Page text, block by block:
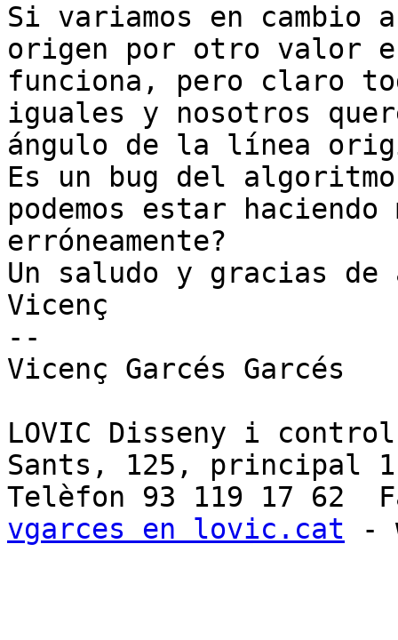
Si variamos en cambio
origen por otro valor
funciona, pero claro
iguales y nosotros
ángulo de la línea
Es un bug del
podemos estar
erróneamente?
Un saludo y gracias de
Vicenç
--
Vicenç Garcés Garcés
LOVIC Disseny i
Sants, 125, principal
vgarces en lovic.cat -